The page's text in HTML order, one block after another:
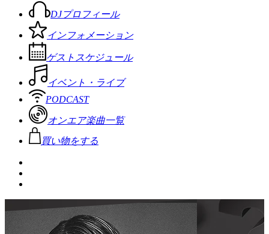
DJプロフィール
インフォメーション
ゲストスケジュール
イベント・ライブ
PODCAST
オンエア楽曲一覧
買い物をする